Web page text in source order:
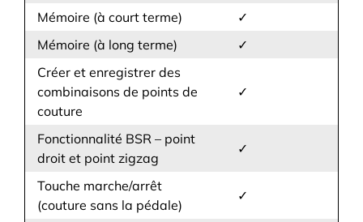
Mémoire (à court terme)
✓
Mémoire (à long terme)
✓
Créer et enregistrer des
combinaisons de points de
couture
✓
Fonctionnalité BSR – point
droit et point zigzag
✓
Touche marche/arrêt
(couture sans la pédale)
✓